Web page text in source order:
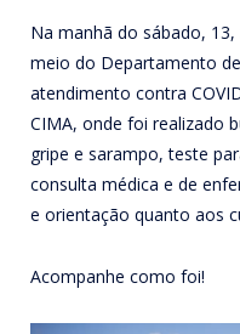
Na manhã do sábado,
meio do Departamento
atendimento contra
CIMA, onde foi realizado
gripe e sarampo, teste
consulta médica e de
e orientação quanto aos
Acompanhe como foi!